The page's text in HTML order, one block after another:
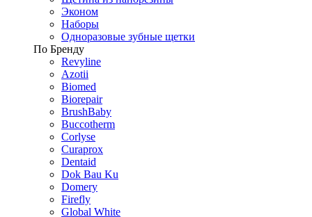
Эконом
Наборы
Одноразовые зубные щетки
По Бренду
Revyline
Azotii
Biomed
Biorepair
BrushBaby
Buccotherm
Corlyse
Curaprox
Dentaid
Dok Bau Ku
Domery
Firefly
Global White